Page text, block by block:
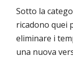
Sotto la
ricadono quei
eliminare i
una nuova